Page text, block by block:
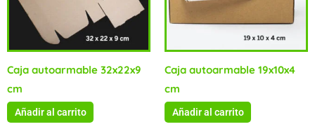
Caja autoarmable 32x22x9
cm
Añadir al carrito
Caja autoarmable 19x10x4
cm
Añadir al carrito